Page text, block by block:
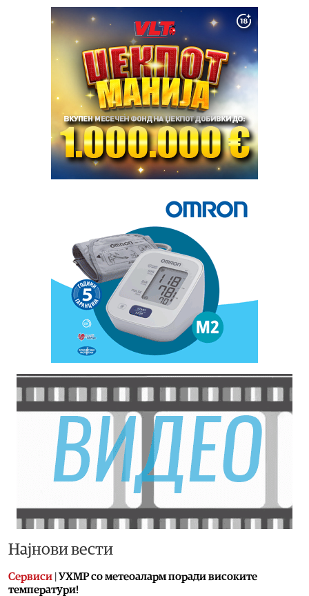
Најнови вести
Сервиси УХМР со метеоаларм поради високите
температури!